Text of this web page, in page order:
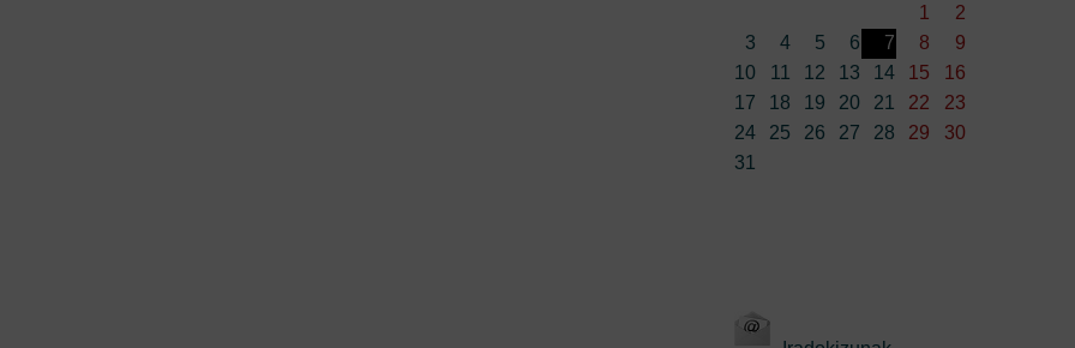
1
2
3
4 5 6 7 8
9
10
11 12 13 14 15
16
17
18 19 20 21 22
23
24
25 26 27 28 29
30
31